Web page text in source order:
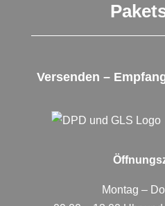
Versenden –
Montag –